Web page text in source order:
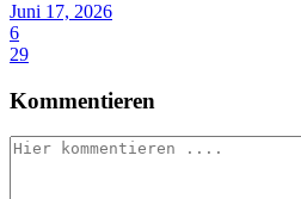
Juni 17, 2026
6
29
Kommentieren